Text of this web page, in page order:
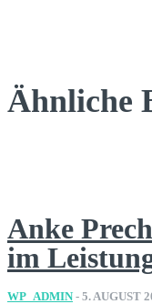
Ähnliche
Anke
im
WP_ADMIN - 5. AUGUST